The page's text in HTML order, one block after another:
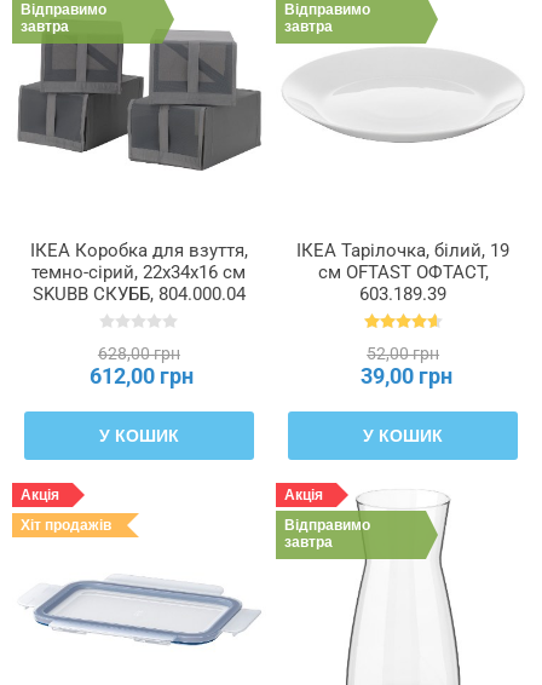
Відправимо
завтра
ІКЕА Коробка для взуття,
темно-сірий, 22x34x16 см
SKUBB СКУББ, 804.000.04
628,00 грн
612,00 грн
У КОШИК
Відправимо
завтра
ІКЕА Тарілочка, білий, 19
см OFTAST ОФТАСТ,
603.189.39
52,00 грн
39,00 грн
У КОШИК
Акція
Хіт продажів
Акція
Відправимо
завтра